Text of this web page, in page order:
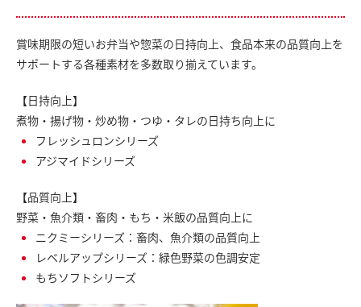
賞味期限の短いお弁当や惣菜の日持向上、食品本来の品質向上を
サポートする各種素材を多数取り揃えています。
【日持向上】
煮物・揚げ物・炒め物・つゆ・タレの日持ち向上に
フレッシュロンシリーズ
アジマイドシリーズ
【品質向上】
野菜・魚介類・畜肉・もち・米飯の品質向上に
ニクミーシリーズ：畜肉、魚介類の品質向上
レベルアップシリーズ：緑色野菜の色調安定
もちソフトシリーズ